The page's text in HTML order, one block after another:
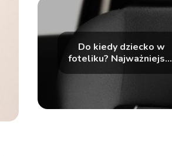
Do kiedy dziecko w
foteliku? Najważniejsze